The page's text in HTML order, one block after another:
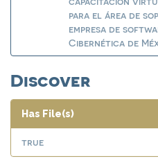
para el área de
empresa de
Cibernética de
Discover
Has File(s)
true